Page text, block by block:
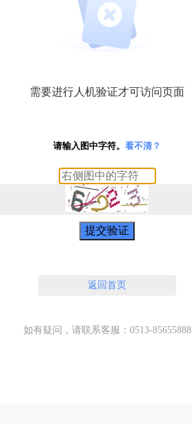
需要进行人机验证才可访问页面
请输入图中字符。 看不清？
提交验证
返回首页
如有疑问，请联系客服：0513-85655888